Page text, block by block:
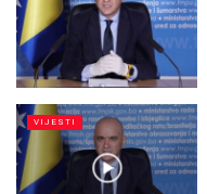
VIJESTI